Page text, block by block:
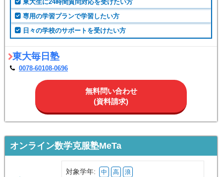
東大生に24時間質問対応を受けたい方
専用の学習プランで学習したい方
日々の学校のサポートを受けたい方
東大毎日塾
0078-60108-0696
無料問い合わせ
(資料請求)
オンライン数学克服塾MeTa
対象学年: 中 高 浪